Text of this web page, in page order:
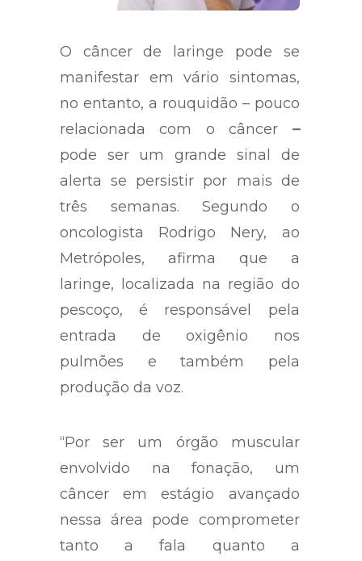
O câncer de laringe pode se
manifestar em vário sintomas,
no entanto, a rouquidão – pouco
relacionada com o câncer –
pode ser um grande sinal de
alerta se persistir por mais de
três semanas. Segundo o
oncologista Rodrigo Nery, ao
Metrópoles, afirma que a
laringe, localizada na região do
pescoço, é responsável pela
entrada de oxigênio nos
pulmões e também pela
produção da voz.
“Por ser um órgão muscular
envolvido na fonação, um
câncer em estágio avançado
nessa área pode comprometer
tanto a fala quanto a